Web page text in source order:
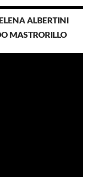
ALBERTINI
MASTRORILLO